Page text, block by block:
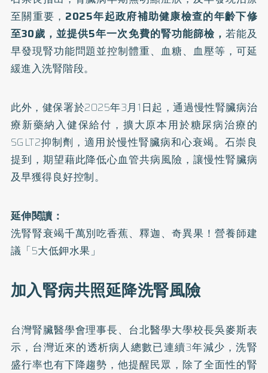
至關重要， 2025年起政府補助健康檢查的年齡下修
至30歲，並提供5年一次免費的腎功能篩檢， 若能及
早發現腎功能問題並控制體重、血糖、血壓等，可延
緩進入洗腎階段。
此外，健保署於2025年3月1日起，通過慢性腎臟病治
療新藥納入健保給付，擴大原本用於糖尿病治療的
SGLT2抑制劑，適用於慢性腎臟病和心衰竭。石崇良
提到，期望藉此降低心血管共病風險，讓慢性腎臟病
及早獲得良好控制。
延伸閱讀：
洗腎腎衰竭千萬別吃香蕉、釋迦、奇異果！營養師建
議「5大低鉀水果」
加入腎病共照延降洗腎風險
台灣腎臟醫學會理事長、台北醫學大學校長吳麥斯表
示，台灣近來的透析病人總數已連續3年減少，洗腎
盛行率也有下降趨勢，他提醒民眾，除了全面性的腎